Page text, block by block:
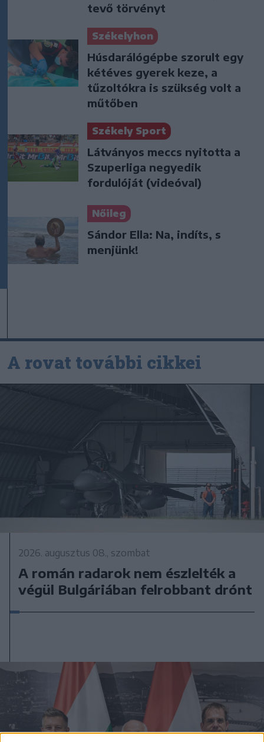
tevő törvényt
Székelyhon
Húsdarálógépbe szorult egy
kétéves gyerek keze, a
tűzoltókra is szükség volt a
műtőben
Székely Sport
Látványos meccs nyitotta a
Szuperliga negyedik
fordulóját (videóval)
Nőileg
Sándor Ella: Na, indíts, s
menjünk!
A rovat további cikkei
2026. augusztus 08., szombat
A román radarok nem észlelték a
végül Bulgáriában felrobbant drónt